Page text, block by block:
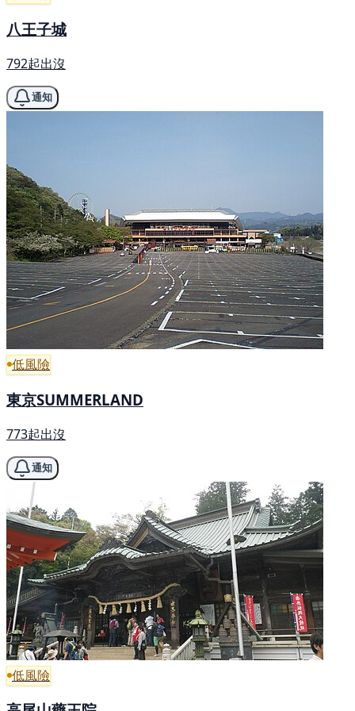
八王子城
792起出沒
通知
低風險
東京SUMMERLAND
773起出沒
通知
低風險